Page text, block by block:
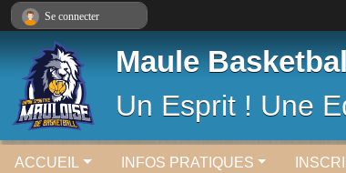
Maule
Un Esprit ! Une
ACCUEIL INFOS PRATIQUES
Se connecter
Panneau de gestion des cookies